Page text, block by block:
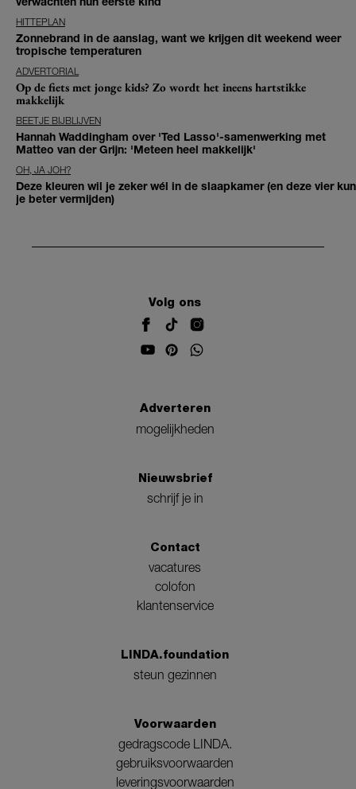
HITTEPLAN
Zonnebrand in de aanslag, want we krijgen dit weekend weer
tropische temperaturen
ADVERTORIAL
Op de fiets met jonge kids? Zo wordt het ineens hartstikke
makkelijk
BEETJE BIJBLIJVEN
Hannah Waddingham over 'Ted Lasso'-samenwerking met
Matteo van der Grijn: 'Meteen heel makkelijk'
OH, JA JOH?
Deze kleuren wil je zeker wél in de slaapkamer (en deze vier kun
je beter vermijden)
Volg ons
Adverteren
mogelijkheden
Nieuwsbrief
schrijf je in
Contact
vacatures
colofon
klantenservice
LINDA.foundation
steun gezinnen
Voorwaarden
gedragscode LINDA.
gebruiksvoorwaarden
leveringsvoorwaarden